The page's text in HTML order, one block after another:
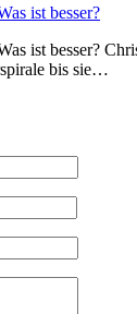
ist besser?
ist besser?
bis sie…